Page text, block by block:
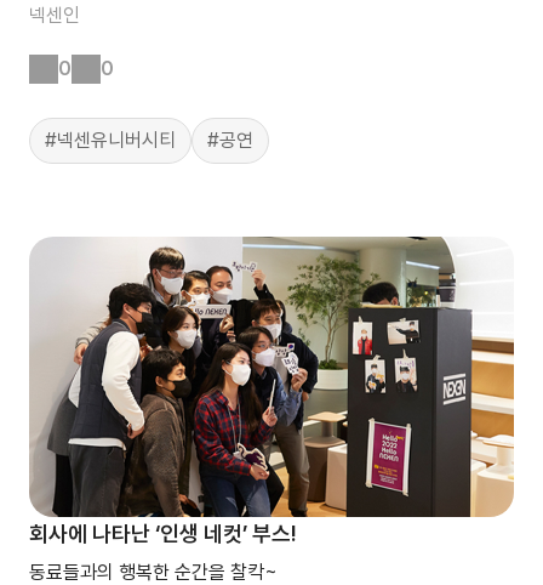
넥센인
0 0
#넥센유니버시티 #공연
회사에 나타난 ‘인생 네컷’ 부스!
동료들과의 행복한 순간을 찰칵~